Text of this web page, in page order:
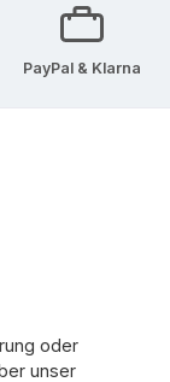
PayPal & Klarna
oder
unser